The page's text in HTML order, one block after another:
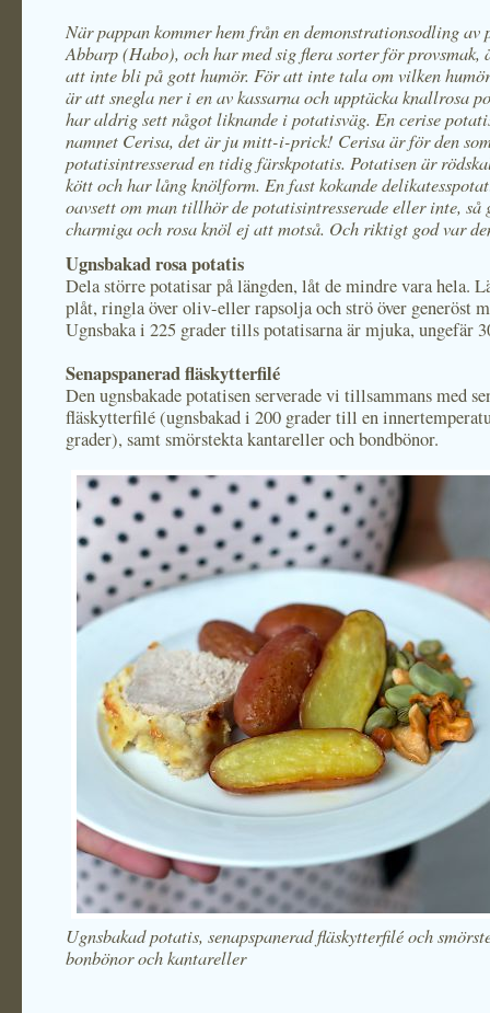
När pappan kommer hem från en demonstrationsodling av
Abbarp (Habo), och har med sig flera sorter för provsmak,
att inte bli på gott humör. För att inte tala om vilken
är att snegla ner i en av kassarna och upptäcka knallrosa
har aldrig sett något liknande i potatisväg. En cerise
namnet Cerisa, det är ju mitt-i-prick! Cerisa är för den
potatisintresserad en tidig färskpotatis. Potatisen är
kött och har lång knölform. En fast kokande
oavsett om man tillhör de potatisintresserade eller inte, så
charmiga och rosa knöl ej att motså. Och riktigt god var
Ugnsbakad rosa potatis
Dela större potatisar på längden, låt de mindre vara hela.
plåt, ringla över oliv-eller rapsolja och strö över generöst
Ugnsbaka i 225 grader tills potatisarna är mjuka, ungefär
Senapspanerad fläskytterfilé
Den ugnsbakade potatisen serverade vi tillsammans med
fläskytterfilé (ugnsbakad i 200 grader till en
grader), samt smörstekta kantareller och bondbönor.
Ugnsbakad potatis, senapspanerad fläskytterfilé och
bonbönor och kantareller